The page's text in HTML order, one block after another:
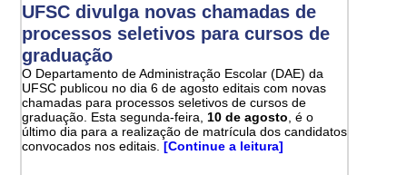
UFSC divulga novas chamadas de
processos seletivos para cursos de
graduação
O Departamento de Administração Escolar (DAE) da
UFSC publicou no dia 6 de agosto editais com novas
chamadas para processos seletivos de cursos de
graduação. Esta segunda-feira, 10 de agosto , é o
último dia para a realização de matrícula dos candidatos
convocados nos editais. [Continue a leitura]